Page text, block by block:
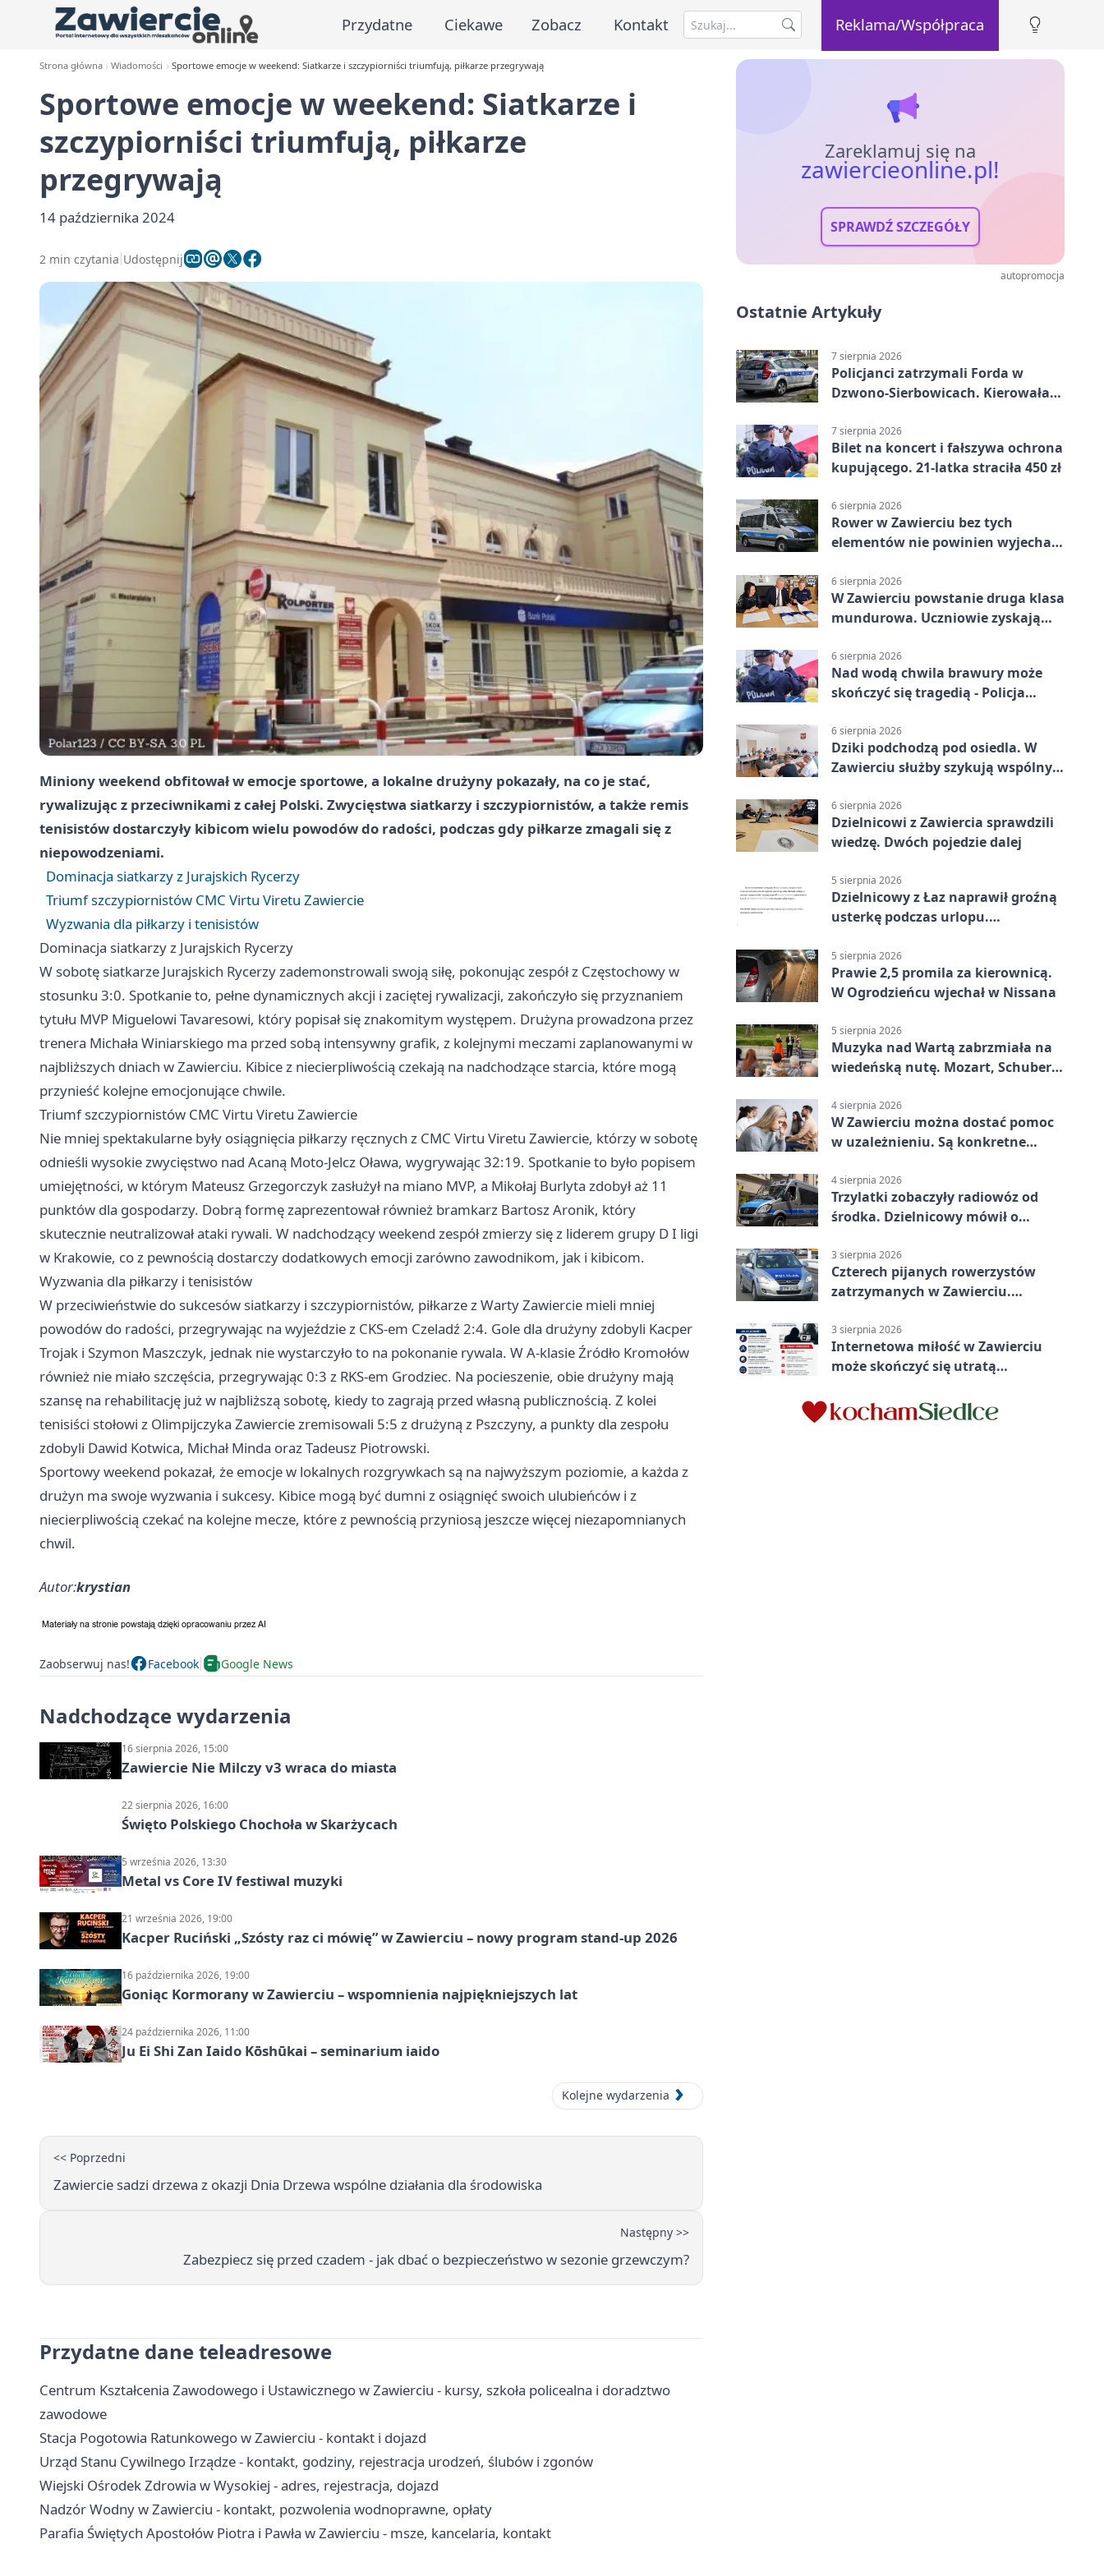
Przydatne Ciekawe Zobacz Kontakt Reklama/Współpraca
Strona główna Wiadomości Sportowe emocje w weekend: Siatkarze i szczypiorniści triumfują, piłkarze przegrywają
Sportowe emocje w weekend: Siatkarze i
szczypiorniści triumfują, piłkarze
przegrywają
14 października 2024
2 min czytania Udostępnij
Miniony weekend obfitował w emocje sportowe, a lokalne drużyny pokazały, na co je stać,
rywalizując z przeciwnikami z całej Polski. Zwycięstwa siatkarzy i szczypiornistów, a także remis
tenisistów dostarczyły kibicom wielu powodów do radości, podczas gdy piłkarze zmagali się z
niepowodzeniami.
Dominacja siatkarzy z Jurajskich Rycerzy
Triumf szczypiornistów CMC Virtu Viretu Zawiercie
Wyzwania dla piłkarzy i tenisistów
Dominacja siatkarzy z Jurajskich Rycerzy
W sobotę siatkarze Jurajskich Rycerzy zademonstrowali swoją siłę, pokonując zespół z Częstochowy w
stosunku 3:0. Spotkanie to, pełne dynamicznych akcji i zaciętej rywalizacji, zakończyło się przyznaniem
tytułu MVP Miguelowi Tavaresowi, który popisał się znakomitym występem. Drużyna prowadzona przez
trenera Michała Winiarskiego ma przed sobą intensywny grafik, z kolejnymi meczami zaplanowanymi w
najbliższych dniach w Zawierciu. Kibice z niecierpliwością czekają na nadchodzące starcia, które mogą
przynieść kolejne emocjonujące chwile.
Triumf szczypiornistów CMC Virtu Viretu Zawiercie
Nie mniej spektakularne były osiągnięcia piłkarzy ręcznych z CMC Virtu Viretu Zawiercie, którzy w sobotę
odnieśli wysokie zwycięstwo nad Acaną Moto-Jelcz Oława, wygrywając 32:19. Spotkanie to było popisem
umiejętności, w którym Mateusz Grzegorczyk zasłużył na miano MVP, a Mikołaj Burlyta zdobył aż 11
punktów dla gospodarzy. Dobrą formę zaprezentował również bramkarz Bartosz Aronik, który
skutecznie neutralizował ataki rywali. W nadchodzący weekend zespół zmierzy się z liderem grupy D I ligi
w Krakowie, co z pewnością dostarczy dodatkowych emocji zarówno zawodnikom, jak i kibicom.
Wyzwania dla piłkarzy i tenisistów
W przeciwieństwie do sukcesów siatkarzy i szczypiornistów, piłkarze z WartyZawiercie mieli mniej
powodów do radości, przegrywając na wyjeździe z CKS-em Czeladź 2:4. Gole dla drużyny zdobyli Kacper
Trojak i Szymon Maszczyk, jednak nie wystarczyło to na pokonanie rywala. W A-klasie Źródło Kromołów
również nie miało szczęścia, przegrywając 0:3 z RKS-em Grodziec. Na pocieszenie, obie drużyny mają
szansę na rehabilitację już w najbliższą sobotę, kiedy to zagrają przed własną publicznością. Z kolei
tenisiści stołowi z Olimpijczyka Zawierciezremisowali 5:5 z drużyną z Pszczyny, a punkty dla zespołu
zdobyli Dawid Kotwica, Michał Minda oraz Tadeusz Piotrowski.
Sportowy weekend pokazał, że emocje w lokalnych rozgrywkach są na najwyższym poziomie, a każda z
drużyn ma swoje wyzwania i sukcesy. Kibice mogą być dumni z osiągnięć swoich ulubieńców i z
niecierpliwością czekać na kolejne mecze, które z pewnością przyniosą jeszcze więcej niezapomnianych
chwil.
Autor:krystian
Zaobserwuj nas! Facebook Google News
Nadchodzące wydarzenia
16 sierpnia 2026, 15:00
Zawiercie Nie Milczy v3 wraca do miasta
22 sierpnia 2026, 16:00
Święto Polskiego Chochoła w Skarżycach
5 września 2026, 13:30
Metal vs Core IV festiwal muzyki
21 września 2026, 19:00
Kacper Ruciński „Szósty raz ci mówię” w Zawierciu – nowy program stand-up 2026
16 października 2026, 19:00
Goniąc Kormorany w Zawierciu – wspomnienia najpiękniejszych lat
24 października 2026, 11:00
Ju Ei Shi Zan Iaido Kōshūkai – seminarium iaido
Kolejne wydarzenia
<< Poprzedni
Zawiercie sadzi drzewa z okazji Dnia Drzewa wspólne działania dla środowiska
Następny >>
Zabezpiecz się przed czadem - jak dbać o bezpieczeństwo w sezonie grzewczym?
Przydatne dane teleadresowe
Centrum Kształcenia Zawodowego i Ustawicznego w Zawierciu - kursy, szkoła policealna i doradztwo
zawodowe
Stacja Pogotowia Ratunkowego w Zawierciu - kontakt i dojazd
Urząd Stanu Cywilnego Irządze - kontakt, godziny, rejestracja urodzeń, ślubów i zgonów
Wiejski Ośrodek Zdrowia w Wysokiej - adres, rejestracja, dojazd
Nadzór Wodny w Zawierciu - kontakt, pozwolenia wodnoprawne, opłaty
Parafia Świętych Apostołów Piotra i Pawła w Zawierciu - msze, kancelaria, kontakt
Zareklamuj się na
zawiercieonline.pl!
SPRAWDŹ SZCZEGÓŁY
autopromocja
Ostatnie Artykuły
7 sierpnia 2026
Policjanci zatrzymali Forda w
Dzwono-Sierbowicach. Kierowała
7 sierpnia 2026
Bilet na koncert i fałszywa ochrona
kupującego. 21-latka straciła 450 zł
6 sierpnia 2026
Rower w Zawierciu bez tych
elementów nie powinien wyjechać
6 sierpnia 2026
W Zawierciu powstanie druga klasa
mundurowa. Uczniowie zyskają
6 sierpnia 2026
Nad wodą chwila brawury może
skończyć się tragedią - Policja
6 sierpnia 2026
Dziki podchodzą pod osiedla. W
Zawierciu służby szykują wspólny
6 sierpnia 2026
Dzielnicowi z Zawiercia sprawdzili
wiedzę. Dwóch pojedzie dalej
5 sierpnia 2026
Dzielnicowy z Łaz naprawił groźną
usterkę podczas urlopu.
5 sierpnia 2026
Prawie 2,5 promila za kierownicą.
W Ogrodzieńcu wjechał w Nissana
5 sierpnia 2026
Muzyka nad Wartą zabrzmiała na
wiedeńską nutę. Mozart, Schubert i
4 sierpnia 2026
W Zawierciu można dostać pomoc
w uzależnieniu. Są konkretne
4 sierpnia 2026
Trzylatki zobaczyły radiowóz od
środka. Dzielnicowy mówił o
3 sierpnia 2026
Czterech pijanych rowerzystów
zatrzymanych w Zawierciu.
promila
3 sierpnia 2026
Internetowa miłość w Zawierciu
może skończyć się utratą